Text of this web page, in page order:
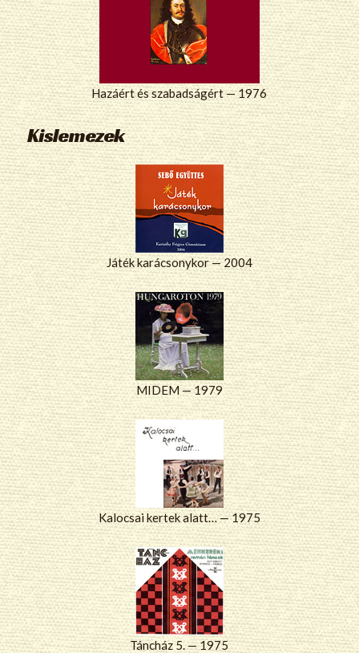
Hazáért és szabadságért — 1976
Kislemezek
Játék karácsonykor — 2004
MIDEM — 1979
Kalocsai kertek alatt… — 1975
Táncház 5. — 1975